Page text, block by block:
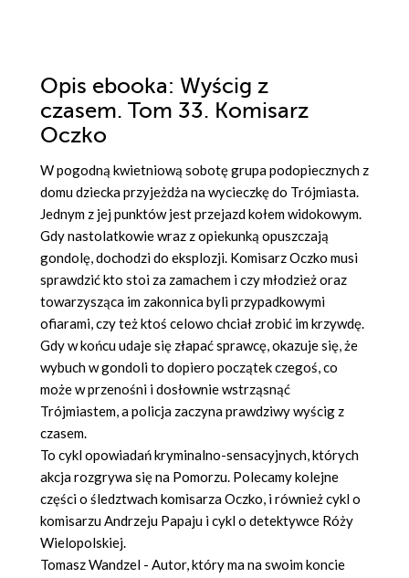
Opis ebooka: Wyścig z
czasem. Tom 33. Komisarz
Oczko
W pogodną kwietniową sobotę grupa podopiecznych z
domu dziecka przyjeżdża na wycieczkę do Trójmiasta.
Jednym z jej punktów jest przejazd kołem widokowym.
Gdy nastolatkowie wraz z opiekunką opuszczają
gondolę, dochodzi do eksplozji. Komisarz Oczko musi
sprawdzić kto stoi za zamachem i czy młodzież oraz
towarzysząca im zakonnica byli przypadkowymi
ofiarami, czy też ktoś celowo chciał zrobić im krzywdę.
Gdy w końcu udaje się złapać sprawcę, okazuje się, że
wybuch w gondoli to dopiero początek czegoś, co
może w przenośni i dosłownie wstrząsnąć
Trójmiastem, a policja zaczyna prawdziwy wyścig z
czasem.
To cykl opowiadań kryminalno-sensacyjnych, których
akcja rozgrywa się na Pomorzu. Polecamy kolejne
części o śledztwach komisarza Oczko, i również cykl o
komisarzu Andrzeju Papaju i cykl o detektywce Róży
Wielopolskiej.
Tomasz Wandzel - Autor, który ma na swoim koncie